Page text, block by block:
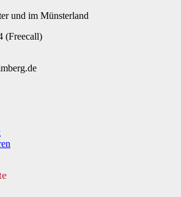
und im Münsterland
(Freecall)